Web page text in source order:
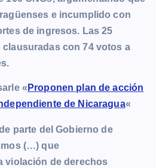
e incumplido con
de ingresos. Las 25
con 74 votos a
« Proponen plan de acción
de Nicaragua«
parte del Gobierno de
(…) que
violación de derechos